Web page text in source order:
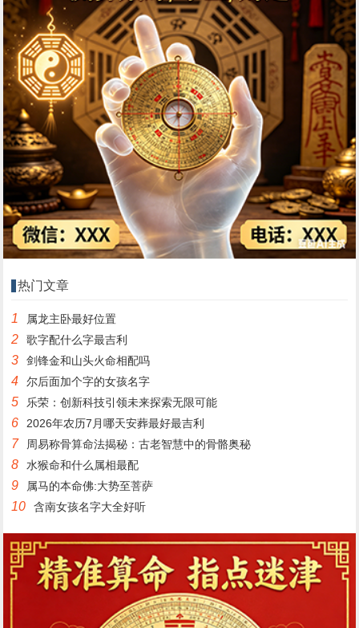
热门文章
1 属龙主卧最好位置
2 歌字配什么字最吉利
3 剑锋金和山头火命相配吗
4 尔后面加个字的女孩名字
5 乐荣：创新科技引领未来探索无限可能
6 2026年农历7月哪天安葬最好最吉利
7 周易称骨算命法揭秘：古老智慧中的骨骼奥秘
8 水猴命和什么属相最配
9 属马的本命佛:大势至菩萨
10 含南女孩名字大全好听